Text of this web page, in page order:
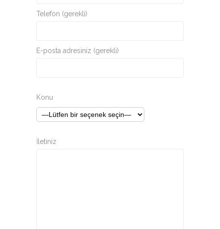
Telefon (gerekli)
E-posta adresiniz (gerekli)
Konu
İletiniz